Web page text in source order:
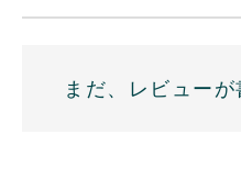
まだ、レビューが